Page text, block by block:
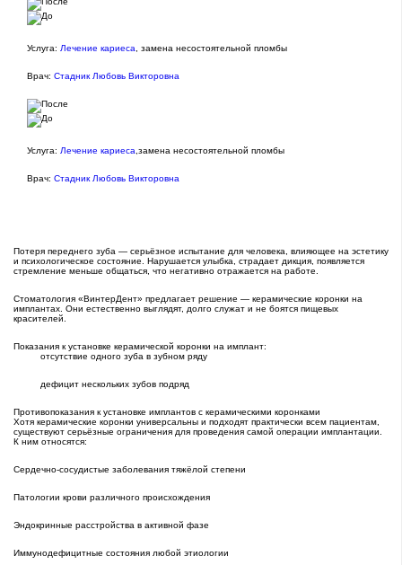
Услуга: Лечение кариеса , замена несостоятельной пломбы
Врач: Стадник Любовь Викторовна
Услуга: Лечение кариеса ,замена несостоятельной пломбы
Врач: Стадник Любовь Викторовна
Потеря переднего зуба — серьёзное испытание для человека, влияющее на эстетику
и психологическое состояние. Нарушается улыбка, страдает дикция, появляется
стремление меньше общаться, что негативно отражается на работе.
Стоматология «ВинтерДент» предлагает решение — керамические коронки на
имплантах. Они естественно выглядят, долго служат и не боятся пищевых
красителей.
Показания к установке керамической коронки на имплант:
отсутствие одного зуба в зубном ряду
дефицит нескольких зубов подряд
Противопоказания к установке имплантов с керамическими коронками
Хотя керамические коронки универсальны и подходят практически всем пациентам,
существуют серьёзные ограничения для проведения самой операции имплантации.
К ним относятся:
Сердечно-сосудистые заболевания тяжёлой степени
Патологии крови различного происхождения
Эндокринные расстройства в активной фазе
Иммунодефицитные состояния любой этиологии